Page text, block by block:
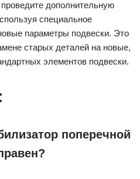
дополнительную
специальное
параметры подвески. Это
старых деталей на новые,
элементов подвески.
поперечной